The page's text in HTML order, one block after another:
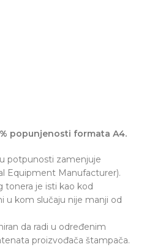
popunjenosti formata A4.
potpunosti zamenjuje
Equipment Manufacturer).
tonera je isti kao kod
u kom slučaju nije manji od
da radi u određenim
proizvođača štampača.